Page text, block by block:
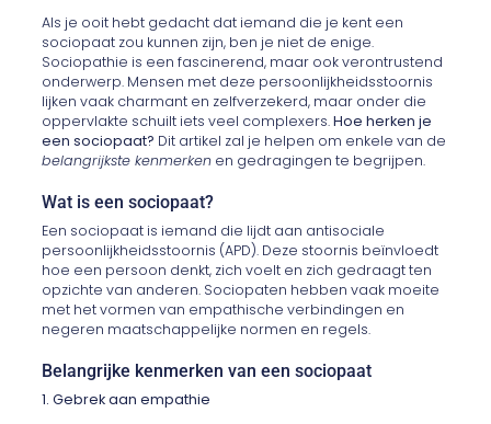
Als je ooit hebt gedacht dat iemand die je kent een
sociopaat zou kunnen zijn, ben je niet de enige.
Sociopathie is een fascinerend, maar ook verontrustend
onderwerp. Mensen met deze persoonlijkheidsstoornis
lijken vaak charmant en zelfverzekerd, maar onder die
oppervlakte schuilt iets veel complexers.Hoe herken je
een sociopaat? Dit artikel zal je helpen om enkele van de
belangrijkste kenmerken en gedragingen te begrijpen.
Wat is een sociopaat?
Een sociopaat is iemand die lijdt aan antisociale
persoonlijkheidsstoornis (APD). Deze stoornis beïnvloedt
hoe een persoon denkt, zich voelt en zich gedraagt ten
opzichte van anderen. Sociopaten hebben vaak moeite
met het vormen van empathische verbindingen en
negeren maatschappelijke normen en regels.
Belangrijke kenmerken van een sociopaat
1. Gebrek aan empathie